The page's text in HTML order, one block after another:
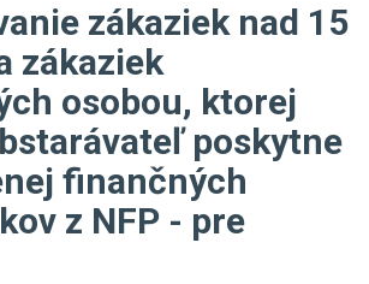
zákaziek nad 15
zákaziek
osobou, ktorej
poskytne
finančných
z NFP - pre